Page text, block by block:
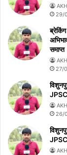
29/
ब्रेकिंग
समाप्त
27/
26/